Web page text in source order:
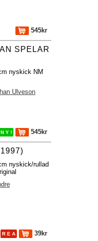
545kr
SPELAR
nyskick NM
Ulveson
N Y ! 545kr
nyskick/rullad
R E A 39kr